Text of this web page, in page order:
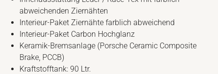
abweichenden Ziernähten
Interieur-Paket Ziernähte farblich abweichend
Interieur-Paket Carbon Hochglanz
Keramik-Bremsanlage (Porsche Ceramic Composite
Brake, PCCB)
Kraftstofftank: 90 Ltr.